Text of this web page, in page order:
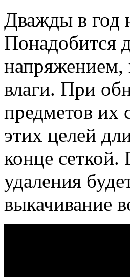
Дважды в год
Понадобится
напряжением,
влаги. При
предметов их
этих целей
конце
удаления
выкачивание